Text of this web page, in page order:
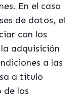
En el caso
de datos, el
con los
adquisición
a las
a titulo
de los